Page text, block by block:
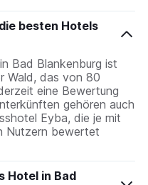
besten Hotels
Bad Blankenburg ist
Wald, das von 80
eine Bewertung
gehören auch
Eyba, die je mit
Nutzern bewertet
Hotel in Bad